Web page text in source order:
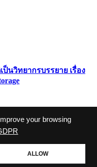
your browsing
ALLOW
นวิทยากรบรรยาย เรื่อง
to Grid, Grid to Ev,
รรมพลังงานหมุนเวียน -